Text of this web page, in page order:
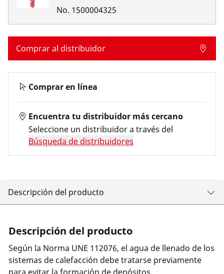
No. 1500004325
Comprar al distribuidor
Comprar en línea
Encuentra tu distribuidor más cercano
Seleccione un distribuidor a través del
Búsqueda de distribuidores
Descripción del producto
Descripción del producto
Según la Norma UNE 112076, el agua de llenado de los
sistemas de calefacción debe tratarse previamente